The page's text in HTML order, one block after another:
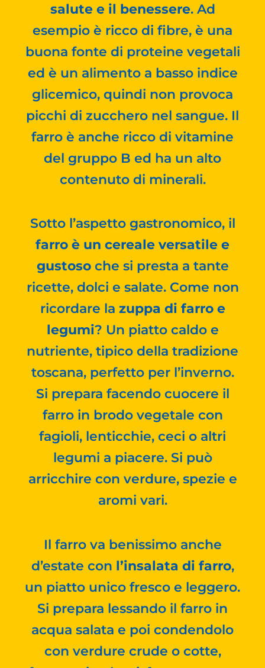
salute e il benessere. Ad
esempio è ricco di fibre, è una
buona fonte di proteine vegetali
ed è un alimento a basso indice
glicemico, quindi non provoca
picchi di zucchero nel sangue. Il
farro è anche ricco di vitamine
del gruppo B ed ha un alto
contenuto di minerali.
Sotto l’aspetto gastronomico, il
farro è un cereale versatile e
gustosoche si presta a tante
ricette, dolci e salate. Come non
ricordare la zuppa di farro e
legumi? Un piatto caldo e
nutriente, tipico della tradizione
toscana, perfetto per l’inverno.
Si prepara facendo cuocere il
farro in brodo vegetale con
fagioli, lenticchie, ceci o altri
legumi a piacere. Si può
arricchire con verdure, spezie e
aromi vari.
Il farro va benissimo anche
d’estate con l’insalata di farro,
un piatto unico fresco e leggero.
Si prepara lessando il farro in
acqua salata e poi condendolo
con verdure crude o cotte,